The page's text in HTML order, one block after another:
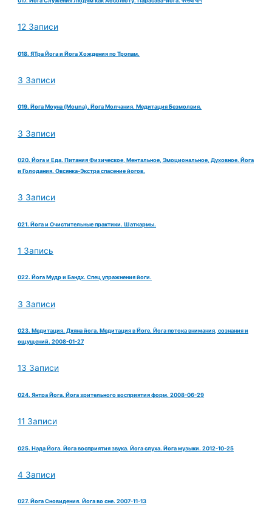
12 Записи
018. ЯТра Йога и Йога Хождения по Тропам.
3 Записи
019. Йога Моуна (Mouna). Йога Молчания. Медитация Безмолвия.
3 Записи
020. Йога и Еда. Питания Физическое, Ментальное, Эмоциональное, Духовное. Йога
и Голодания. Овсянка-Экстра спасение йогов.
3 Записи
021. Йога и Очистительные практики. Шаткармы.
1 Запись
022. Йога Мудр и Бандх. Спец упражнения йоги.
3 Записи
023. Медитация. Дхяна йога. Медитация в Йоге. Йога потока внимания, сознания и
ощущений. 2008-01-27
13 Записи
024. Янтра Йога. Йога зрительного восприятия форм. 2008-06-29
11 Записи
025. Нада Йога. Йога восприятия звука. Йога слуха. Йога музыки. 2012-10-25
4 Записи
027. Йога Сновидения. Йога во сне. 2007-11-13